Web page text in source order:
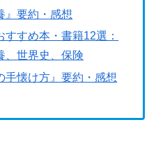
』要約・感想
すすめ本・書籍12選：
、世界史、保険
手懐け方』要約・感想